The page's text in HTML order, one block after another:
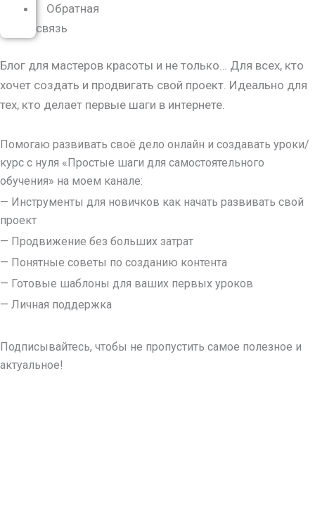
Обратная
связь
Блог для мастеров красоты и не только… Для всех, кто
хочет создать и продвигать свой проект. Идеально для
тех, кто делает первые шаги в интернете.
Помогаю развивать своё дело онлайн и создавать уроки/
курс с нуля «Простые шаги для самостоятельного
обучения» на моем канале:
— Инструменты для новичков как начать развивать свой
проект
— Продвижение без больших затрат
— Понятные советы по созданию контента
— Готовые шаблоны для ваших первых уроков
— Личная поддержка
Подписывайтесь, чтобы не пропустить самое полезное и
актуальное!